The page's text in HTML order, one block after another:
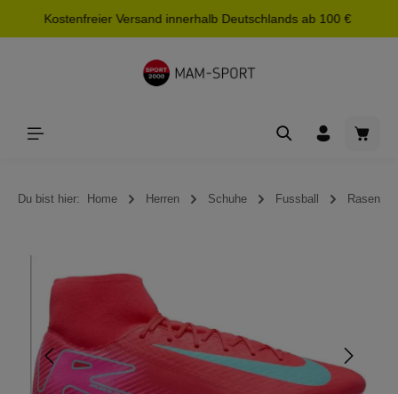
springen
Kostenfreier Versand innerhalb Deutschlands ab 100 €
Du bist hier: Home Herren Schuhe Fussball Rasen